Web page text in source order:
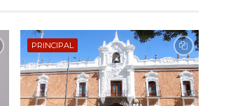
PRINCIPAL